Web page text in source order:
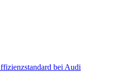
bei Audi